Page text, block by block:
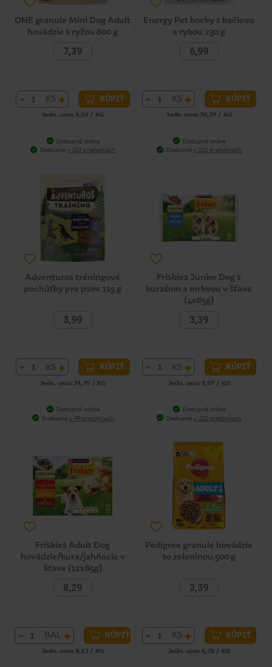
ONE granule Mini Dog Adult
hovädzie s ryžou 800 g
7,39
- KS + KÚPIŤ
Jedn. cena 9,24 / KG
Dostupné online
Dostupné v 223 predajniach
Energy Pet kocky s kačicou
a rybou 230 g
6,99
- KS + KÚPIŤ
Jedn. cena 30,39 / KG
Dostupné online
Dostupné v 222 predajniach
Adventuros tréningové
pochúťky pre psov 115 g
3,99
- KS + KÚPIŤ
Jedn. cena 34,70 / KG
Dostupné online
Dostupné v 49 predajniach
Friskies Junior Dog s
kuraťom a mrkvou v šťave
(4x85g)
3,39
- KS + KÚPIŤ
Jedn. cena 9,97 / KG
Dostupné online
Dostupné v 222 predajniach
Friskies Adult Dog
hovädzie/kura/jahňacie v
šťave (12x85g)
8,29
- BAL + KÚPIŤ
Jedn. cena 8,13 / KG
Pedigree granule hovädzie
so zeleninou 500 g
3,39
- KS + KÚPIŤ
Jedn. cena 6,78 / KG